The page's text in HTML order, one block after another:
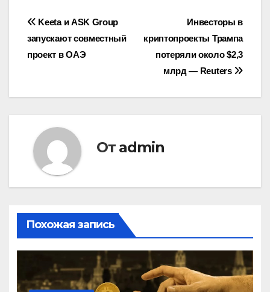
Навигация
по
Инвесторы в
криптопроекты Трампа
потеряли около $2,3
млрд — Reuters
Keeta и ASK Group
запускают совместный
проект в ОАЭ
От admin
Похожая запись